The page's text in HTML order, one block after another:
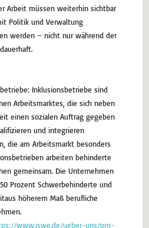
Arbeit müssen weiterhin sichtbar
Politik und Verwaltung
werden – nicht nur während der
Inklusionsbetriebe sind
Arbeitsmarktes, die sich neben
einen sozialen Auftrag gegeben
und integrieren
die am Arbeitsmarkt besonders
arbeiten behinderte
gemeinsam. Die Unternehmen
Prozent Schwerbehinderte und
höherem Maß berufliche
www.iswe.de/ueber-uns/pro-